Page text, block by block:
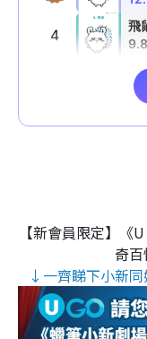
【新會員限定】《
奇百
↓一齊睇下小新